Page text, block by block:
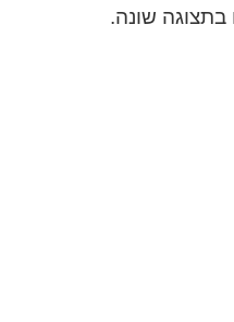
בתצוגה שונה.